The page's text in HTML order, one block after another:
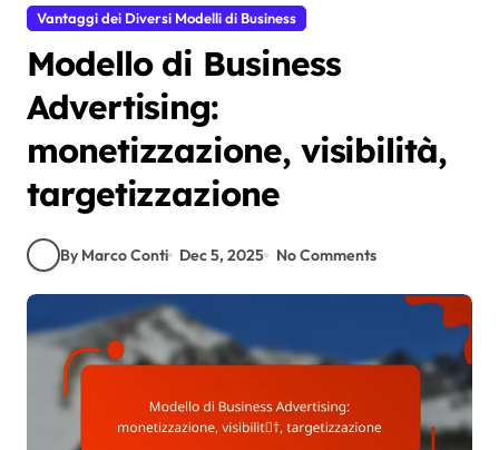
Vantaggi dei Diversi Modelli di Business
Modello di Business
Advertising:
monetizzazione, visibilità,
targetizzazione
By Marco Conti Dec 5, 2025 No Comments